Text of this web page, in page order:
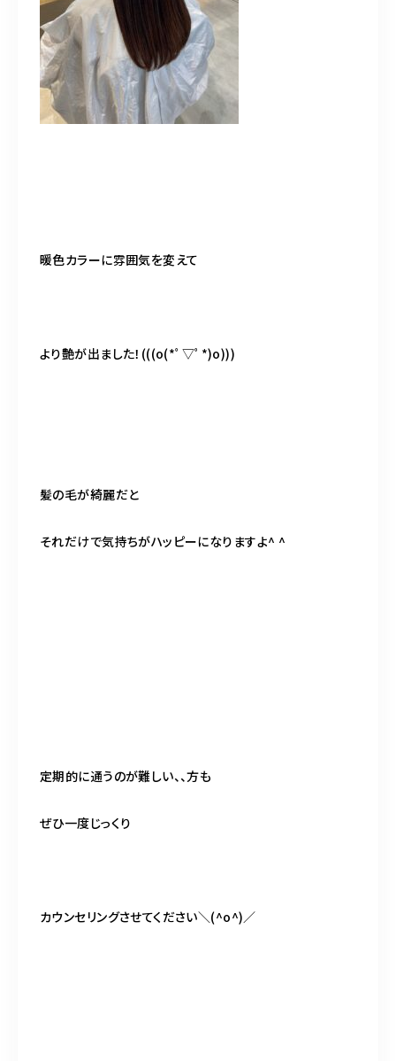
暖色カラーに雰囲気を変えて
より艶が出ました！(((o(*ﾟ▽ﾟ*)o)))
髪の毛が綺麗だと
それだけで気持ちがハッピーになりますよ^ ^
定期的に通うのが難しい、、方も
ぜひ一度じっくり
カウンセリングさせてください＼(^o^)／